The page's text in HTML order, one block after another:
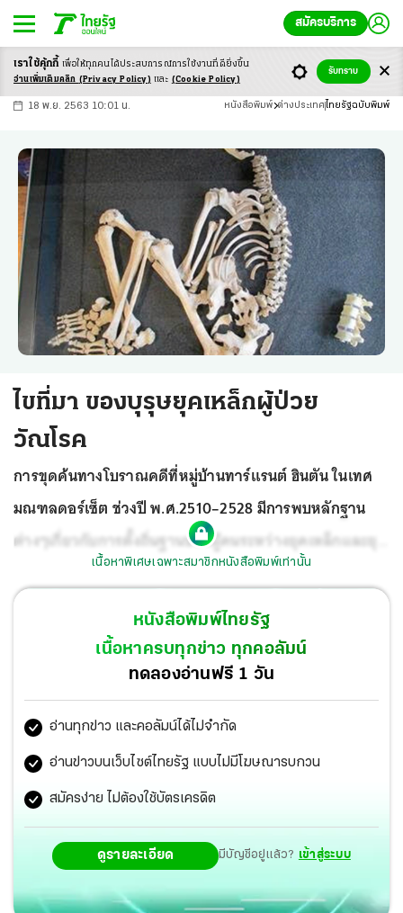
สมัครบริการ
-ก ก ก+
18 พ.ย. 2563 10:01 น. หนังสือพิมพ์ ต่างประเทศ ไทยรัฐฉบับพิมพ์
ไขที่มา ของบุรุษยุคเหล็กผู้ป่วย
วัณโรค
การขุดค้นทางโบราณคดีที่หมู่บ้านทาร์แรนต์ ฮินตัน ในเทศ
มณฑลดอร์เซ็ต ช่วงปี พ.ศ.2510–2528 มีการพบหลักฐาน
ต่างๆเกี่ยวกับการตั้งถิ่นฐานของผู้คนระหว่างยุคเหล็กและยุค
โรมัน แต่การค้นพบที่สำคัญที่สุดอาจเป็นโครงกระดูกของ
บุรุษยุคเหล็กที่กระดูกสันหลังของเขาแสดงอาการของ
วัณโรค ชายผู้นี้เสียชีวิตเมื่อ 400–230 ปีก่อนคริสตกาล
กลายเป็นผู้ป่วยวัณโรครายแรกในสหราชอาณาจักร
เนื้อหาพิเศษเฉพาะสมาชิกหนังสือพิมพ์เท่านั้น
หนังสือพิมพ์ไทยรัฐ
เนื้อหาครบทุกข่าว ทุกคอลัมน์
ทดลองอ่านฟรี 1 วัน
อ่านทุกข่าว และคอลัมน์ได้ไม่จำกัด
อ่านข่าวบนเว็บไซต์ไทยรัฐ แบบไม่มีโฆษณารบกวน
สมัครง่าย ไม่ต้องใช้บัตรเครดิต
ดูรายละเอียด มีบัญชีอยู่แล้ว? เข้าสู่ระบบ
เราใช้คุ้กกี้ เพื่อให้ทุกคนได้ประสบการณ์การใช้งานที่ดียิ่งขึ้น
อ่านเพิ่มเติมคลิก (Privacy Policy) และ (Cookie Policy)
รับทราบ